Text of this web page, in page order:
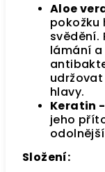
Aloe
pokožku
svědění.
lámání a
hlavy.
Keratin -
jeho
Složení: